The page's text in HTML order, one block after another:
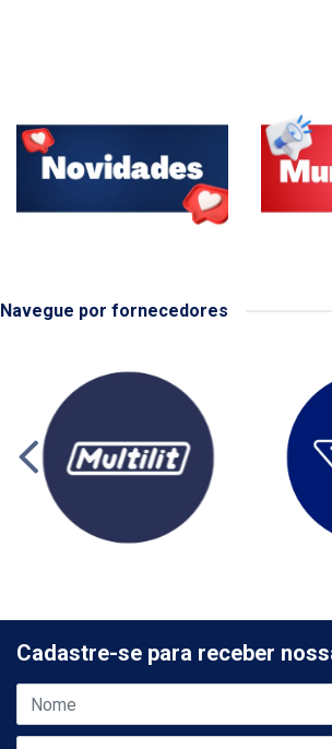
Navegue por fornecedores
Cadastre-se para receber